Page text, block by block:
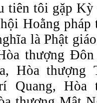
tiên tôi gặp
Hoằng pháp
là Phật
thượng
Hòa thượng
Quang,